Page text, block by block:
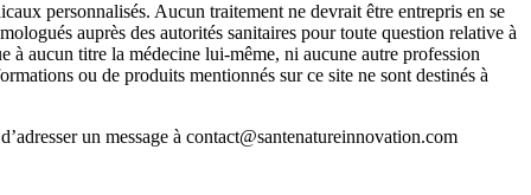
personnalisés. Aucun traitement ne devrait être entrepris en se
auprès des autorités sanitaires pour toute question relative à
à aucun titre la médecine lui-même, ni aucune autre profession
ou de produits mentionnés sur ce site ne sont destinés à
un message à contact@santenatureinnovation.com